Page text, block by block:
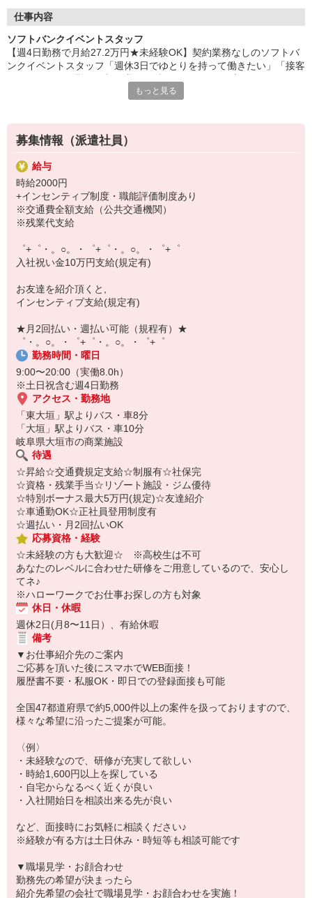
充実の福利厚生、各種施設利用の特典など、
お仕事以外も充実させたいあなたの味方です♪
【選べるお仕事いろいろ】
▼工場・製造・軽作業系
機械/食品製造・梱包・仕分け・加工・組立・検査
▼美容系
眉毛サロンのアイブロウ・ネイリスト・エステ
▼営業・販売
法人営業・アパレル販売・個別指導塾・人材紹介
▼人気案件も多数♪
短期・期間限定・オープニング・官公庁案件
上場/優良/大手企業など
【スマホ面接実施中】
￣￣￣￣￣￣￣￣￣
自宅に居ながらスマホでカンタン面接OK！
オンライン面談なのでスピード対応。
即日登録もOK♪
気になった方はお気軽にご相談ください！
仕事内容
ソフトバンクイベントスタッフ
【週4日勤務で月給27.2万円★未経験OK】契約業務なしのソフトバ
ンクイベントスタッフ「週休3日でゆとりを持って働きたい」「接客
お仕事です！東海エリアのソフトバンクショップやショッピングモ
一切なし！接客経験があれば、業界未経験でも安心して始められま
す。【仕事内容】・スマホの簡単な商品説明・イベントブースの案
内や運営サポート・クルースタッフのフォロー業務※契約業務・情
報登録はありません！※平日はソフトバンクショップでの店頭サポ
ート、 土日祝は商業施設等のイベント開催地での業務が中心です。
【勤務地について】ご自宅から通いやすいエリアを考慮固定ではな
く、週ごとに勤務店舗が変わります基本はご自宅からの直行直帰O
K・交通費全額支給※宿泊が必要な場合はまれですが、発生時は会
がある方が楽しい」方に最適！【服装】華美でない無地ベースの服
装であればOK！
もっと見る
募集情報（派遣社員）
給与
時給2000円
+インセンティブ制度・職能評価制度あり
※交通費全額支給（公共交通機関）
※残業代支給
゜+゜・。○。・゜+゜・。○。・゜+゜
入社祝い金10万円支給(規定有)
お友達を紹介頂くと,
インセンティブ支給(規定有)
★月2回払い・週払い可能（規程有）★
゜・。○。・゜+゜・。○。・゜+゜
勤務時間・曜日
9:00〜20:00（実働8.0h）
※土日祝含む週4日勤務
アクセス・勤務地
「東大垣」駅よりバス・車8分
「大垣」駅よりバス・車10分
岐阜県大垣市の商業施設
待遇
☆昇給☆交通費規定支給☆制服有☆社保完
☆資格・残業手当☆リゾート施設・ジム優待
☆特別ボーナス最大5万円(規定)☆友達紹介
☆車通勤OK☆正社員登用制度有
☆週払い・月2回払いOK
応募資格・経験
☆未経験の方も大歓迎☆ ※高校生は不可
あなたのレベルに合わせた研修をご用意しているので、安心し
てネ♪
※ハローワークでお仕事お探しの方も対象
休日・休暇
週休2日(月8〜11日）、有給休暇
備考
▼お仕事紹介先のご案内
ご応募を頂いた後にスマホでWEB面接！
履歴書不要・私服OK・即日での登録面接も可能
全国47都道府県で約5,000件以上の案件を扱っておりますので、
様々な希望に沿ったご提案が可能。
〈例〉
・未経験なので、研修が充実して欲しい
・時給1,600円以上を探している
・自宅からなるべく近くが良い
・入社開始日を相談出来る先が良い
など、面接時にお気軽に相談ください♪
※経験が有る方は土日休み・時短等も相談可能です
▼職場見学・お顔合わせ
勤務先の希望が決まったら
紹介先希望の会社で職場見学・お顔合わせを実施！